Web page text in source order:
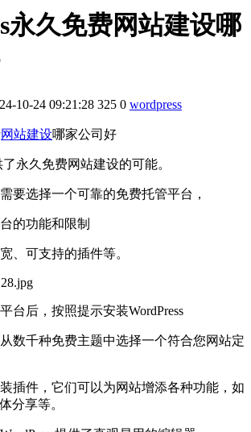
永久免费网站建设哪
10-24 09:21:28 325 0 wordpress
网站建设哪家公司好
了永久免费网站建设的可能。
要选择一个可靠的免费托管平台，
的功能和限制
、可支持的插件等。
台后，按照提示安装WordPress
数千种免费主题中选择一个符合您网站定
插件，它们可以为网站增添各种功能，如
分享等。